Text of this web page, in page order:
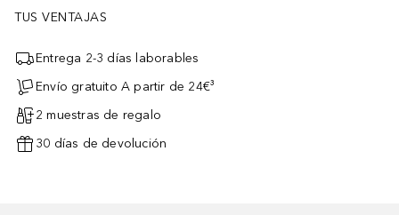
TUS VENTAJAS
Entrega 2-3 días laborables
Envío gratuito A partir de 24€³
2 muestras de regalo
30 días de devolución